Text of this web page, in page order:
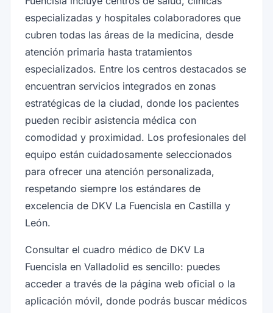
especializadas y hospitales colaboradores que
cubren todas las áreas de la medicina, desde
atención primaria hasta tratamientos
especializados. Entre los centros destacados se
encuentran servicios integrados en zonas
estratégicas de la ciudad, donde los pacientes
pueden recibir asistencia médica con
comodidad y proximidad. Los profesionales del
equipo están cuidadosamente seleccionados
para ofrecer una atención personalizada,
respetando siempre los estándares de
excelencia de DKV La Fuencisla en Castilla y
León.
Consultar el cuadro médico de DKV La
Fuencisla en Valladolid es sencillo: puedes
acceder a través de la página web oficial o la
aplicación móvil, donde podrás buscar médicos